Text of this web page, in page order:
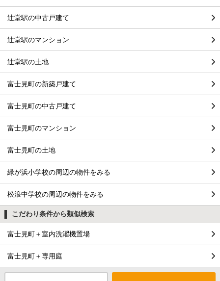
辻堂駅の中古戸建て
辻堂駅のマンション
辻堂駅の土地
富士見町の新築戸建て
富士見町の中古戸建て
富士見町のマンション
富士見町の土地
緑が浜小学校の周辺の物件をみる
松浪中学校の周辺の物件をみる
こだわり条件から類似検索
富士見町＋室内洗濯機置場
富士見町＋専用庭